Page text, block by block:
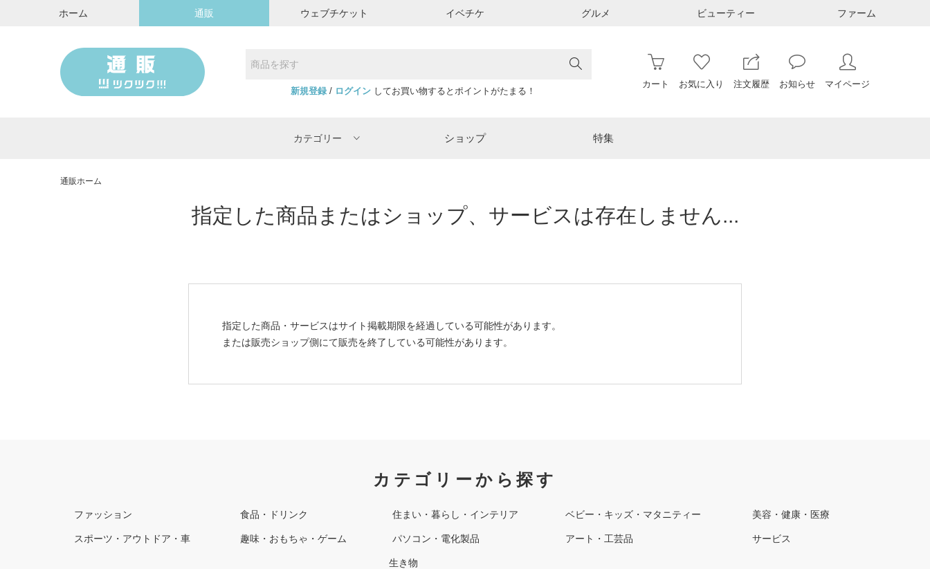
ホーム 通販 ウェブチケット イベチケ グルメ ビューティー ファーム
新規登録/ ログインしてお買い物するとポイントがたまる！
カート お気に入り 注文履歴 お知らせ マイページ
カテゴリー ショップ 特集
通販ホーム
指定した商品またはショップ、サービスは存在しません...
指定した商品・サービスはサイト掲載期限を経過している可能性があります。
または販売ショップ側にて販売を終了している可能性があります。
カテゴリーから探す
ファッション 食品・ドリンク 住まい・暮らし・インテリア ベビー・キッズ・マタニティー 美容・健康・医療
スポーツ・アウトドア・車 趣味・おもちゃ・ゲーム パソコン・電化製品 アート・工芸品 サービス
生き物